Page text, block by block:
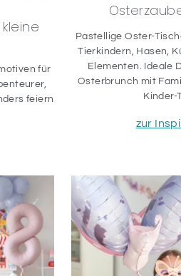
für
feiern
Pastellige Oster-
Tierkindern, Hasen,
Elementen. Ideale
Osterbrunch mit
Kinder-
zur